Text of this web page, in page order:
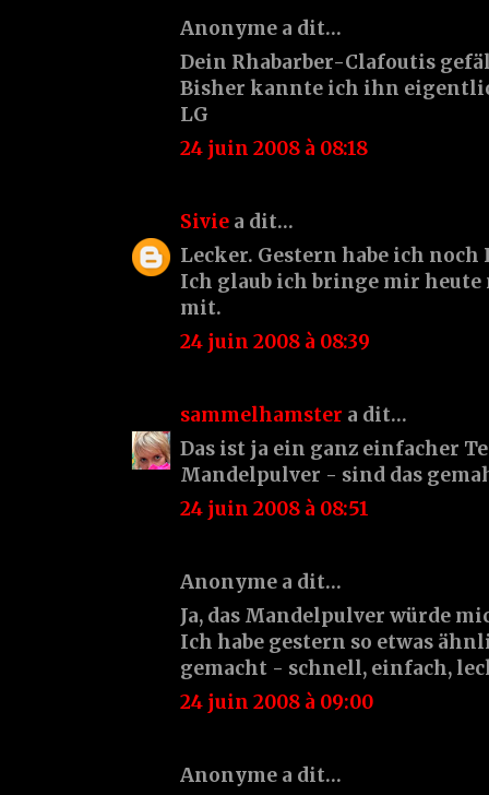
Anonyme a dit…
Dein Rhabarber-Clafoutis
Bisher kannte ich ihn
LG
24 juin 2008 à 08:18
Sivie a dit…
Lecker. Gestern habe ich noch
Ich glaub ich bringe mir heute
mit.
24 juin 2008 à 08:39
sammelhamster a dit…
Das ist ja ein ganz einfacher
Mandelpulver - sind das
24 juin 2008 à 08:51
Anonyme a dit…
Ja, das Mandelpulver würde
Ich habe gestern so etwas
gemacht - schnell, einfach,
24 juin 2008 à 09:00
Anonyme a dit…